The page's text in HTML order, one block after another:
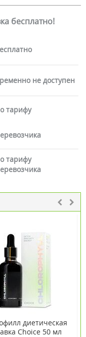
бесплатно!
не доступен
тарифу
тарифу
диетическая
Choice 50 мл